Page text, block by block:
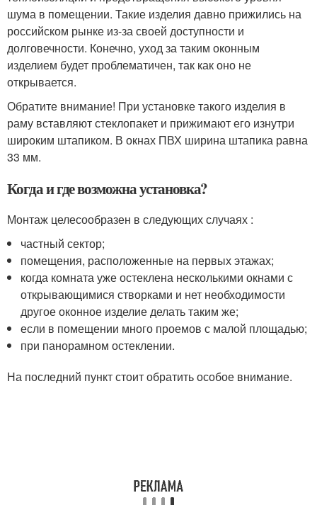
шума в помещении. Такие изделия давно прижились на
российском рынке из-за своей доступности и
долговечности. Конечно, уход за таким оконным
изделием будет проблематичен, так как оно не
открывается.
Обратите внимание! При установке такого изделия в
раму вставляют стеклопакет и прижимают его изнутри
широким штапиком. В окнах ПВХ ширина штапика равна
33 мм.
Когда и где возможна установка?
Монтаж целесообразен в следующих случаях :
частный сектор;
помещения, расположенные на первых этажах;
когда комната уже остеклена несколькими окнами с
открывающимися створками и нет необходимости
другое оконное изделие делать таким же;
если в помещении много проемов с малой площадью;
при панорамном остеклении.
На последний пункт стоит обратить особое внимание.